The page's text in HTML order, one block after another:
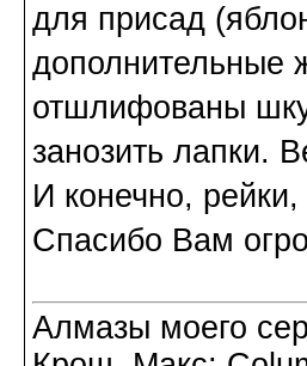
для присад
дополнительные
отшлифованы
занозить лапки.
И конечно,
Спасибо Вам
Алмазы моего